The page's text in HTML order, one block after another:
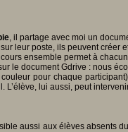
, il partage avec moi un
leur poste, ils peuvent créer
ensemble permet à
le document Gdrive : nous
pour chaque
lui aussi, peut
aussi aux élèves absents